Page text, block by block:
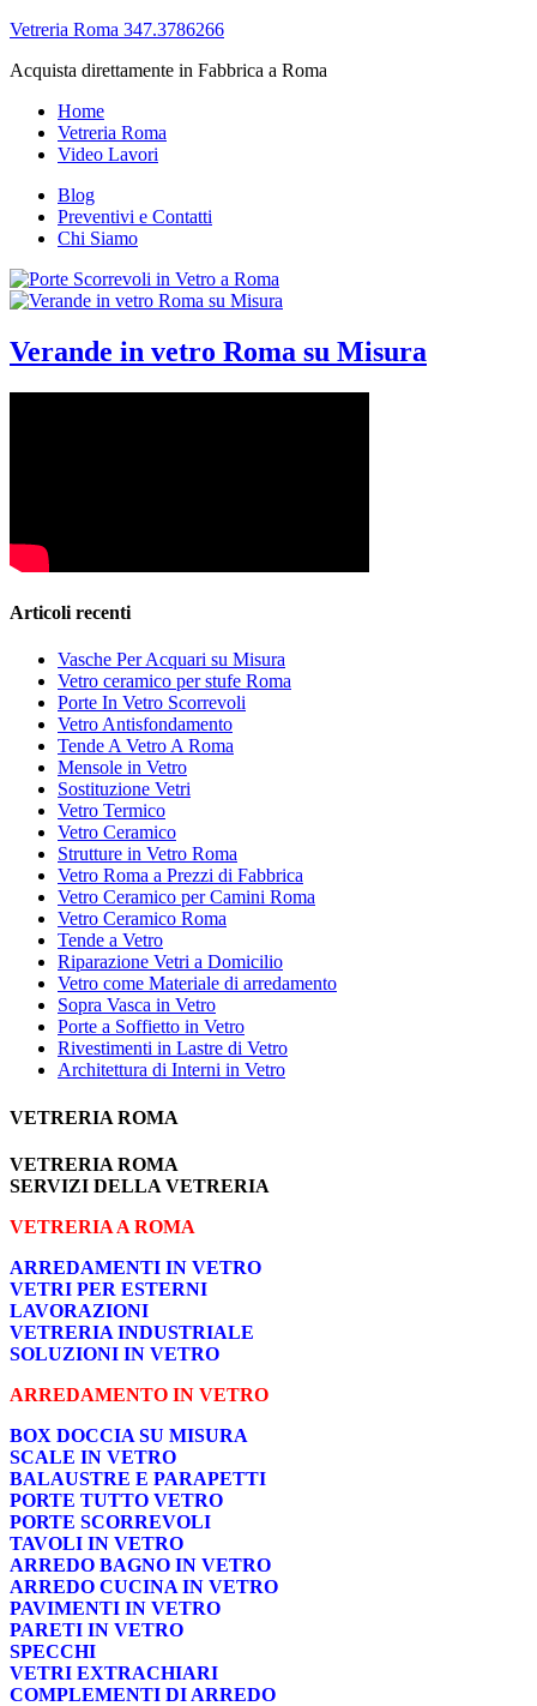
Vetreria Roma 347.3786266
Acquista direttamente in Fabbrica a Roma
Home
Vetreria Roma
Video Lavori
Blog
Preventivi e Contatti
Chi Siamo
Verande in vetro Roma su Misura
Articoli recenti
Vasche Per Acquari su Misura
Vetro ceramico per stufe Roma
Porte In Vetro Scorrevoli
Vetro Antisfondamento
Tende A Vetro A Roma
Mensole in Vetro
Sostituzione Vetri
Vetro Termico
Vetro Ceramico
Strutture in Vetro Roma
Vetro Roma a Prezzi di Fabbrica
Vetro Ceramico per Camini Roma
Vetro Ceramico Roma
Tende a Vetro
Riparazione Vetri a Domicilio
Vetro come Materiale di arredamento
Sopra Vasca in Vetro
Porte a Soffietto in Vetro
Rivestimenti in Lastre di Vetro
Architettura di Interni in Vetro
VETRERIA ROMA
VETRERIA ROMA
SERVIZI DELLA VETRERIA
VETRERIA A ROMA
ARREDAMENTI IN VETRO
VETRI PER ESTERNI
LAVORAZIONI
VETRERIA INDUSTRIALE
SOLUZIONI IN VETRO
ARREDAMENTO IN VETRO
BOX DOCCIA SU MISURA
SCALE IN VETRO
BALAUSTRE E PARAPETTI
PORTE TUTTO VETRO
PORTE SCORREVOLI
TAVOLI IN VETRO
ARREDO BAGNO IN VETRO
ARREDO CUCINA IN VETRO
PAVIMENTI IN VETRO
PARETI IN VETRO
SPECCHI
VETRI EXTRACHIARI
COMPLEMENTI DI ARREDO